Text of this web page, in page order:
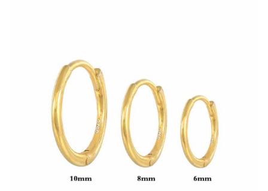
Chaines
COLLECTIONS DE BIJOUX
Idées Cadeaux
NOUVEAUTES